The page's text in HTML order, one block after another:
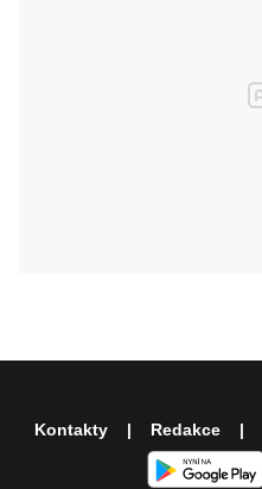
Kontakty Redakce